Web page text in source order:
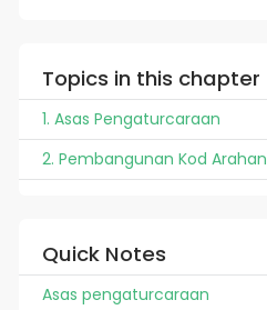
Topics in this chapter
1. Asas Pengaturcaraan
2. Pembangunan Kod Arahan
Quick Notes
Asas pengaturcaraan